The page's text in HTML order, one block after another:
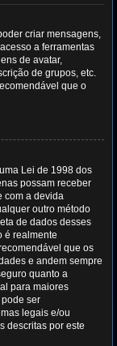
criar mensagens,
a ferramentas
de avatar,
de grupos, etc.
que o
Lei de 1998 dos
possam receber
com a devida
outro método
de dados desses
é realmente
que os
e andem sempre
quanto a
para maiores
ser
legais e/ou
descritas por este